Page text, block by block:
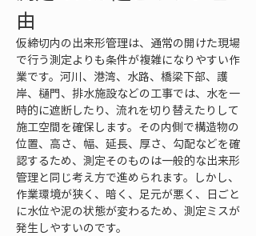
由
仮締切内の出来形管理は、通常の開けた現場
で行う測定よりも条件が複雑になりやすい作
業です。河川、港湾、水路、橋梁下部、護
岸、樋門、排水施設などの工事では、水を一
時的に遮断したり、流れを切り替えたりして
施工空間を確保します。その内側で構造物の
位置、高さ、幅、延長、厚さ、勾配などを確
認するため、測定そのものは一般的な出来形
管理と同じ考え方で進められます。しかし、
作業環境が狭く、暗く、足元が悪く、日ごと
に水位や泥の状態が変わるため、測定ミスが
発生しやすいのです。